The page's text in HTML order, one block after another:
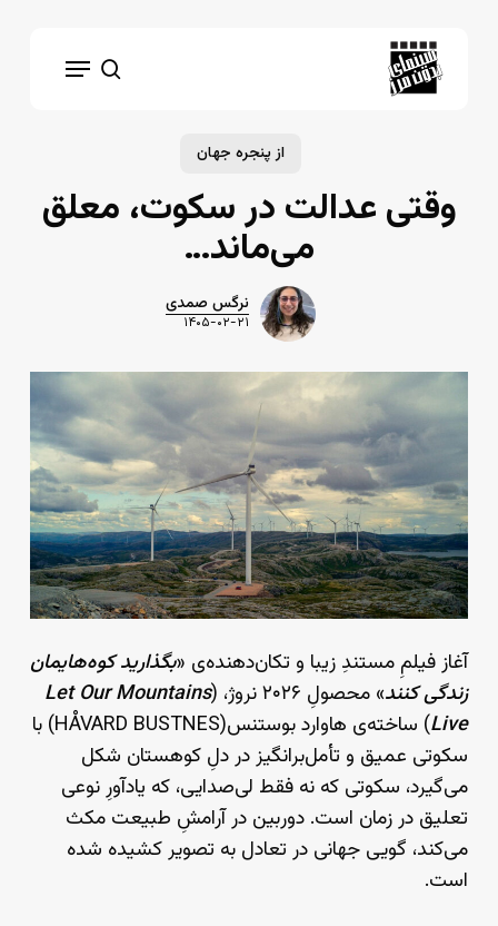
search
Menu
از پنجره جهان
وقتی عدالت در سکوت، معلق
می‌ماند…
نرگس صمدی
۱۴۰۵-۰۲-۲۱
آغاز فیلمِ مستندِ زیبا و تکان‌دهنده‌ی «بگذارید کوه‌هایمان
زندگی کنند» محصولِ ۲۰۲۶ نروژ، (
Let Our Mountains
Live
) ساخته‌ی هاوارد بوستنس(HÅVARD BUSTNES) با
سکوتی عمیق و تأمل‌برانگیز در دلِ کوهستان شکل
می‌گیرد، سکوتی که نه فقط لی‌صدایی، که یادآورِ نوعی
تعلیق در زمان است. دوربین در آرامشِ طبیعت مکث
می‌کند، گویی جهانی در تعادل به تصویر کشیده شده
است.